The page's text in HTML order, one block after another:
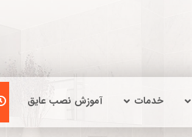
خدمات آموزش نصب عایق